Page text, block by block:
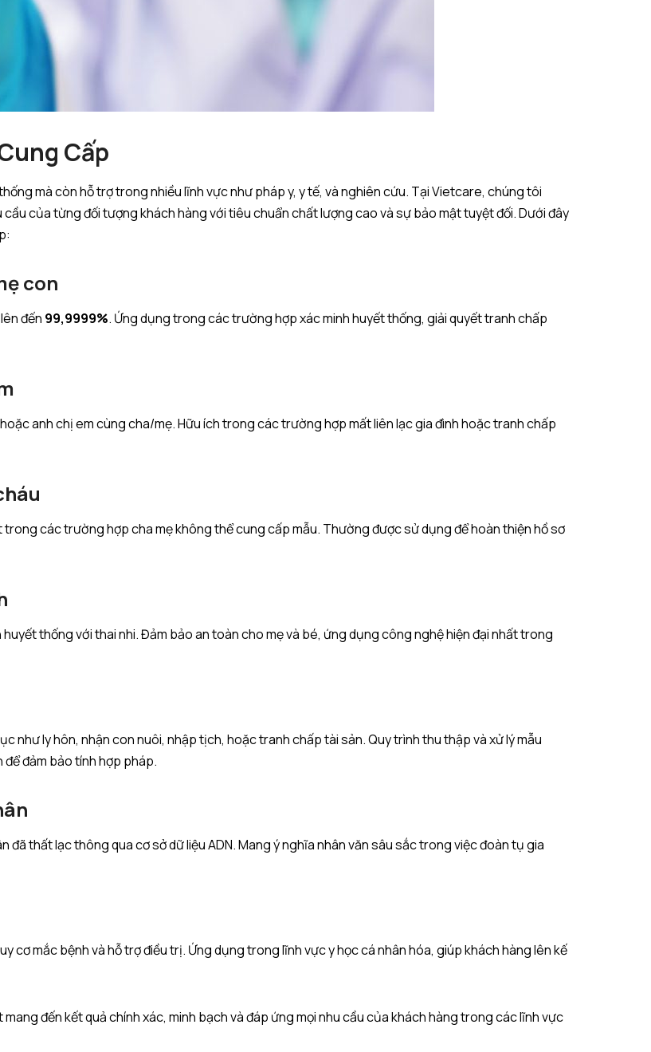
Cấp
mà còn hỗ trợ trong nhiều lĩnh vực như pháp y, y tế, và nghiên cứu. Tại Vietcare, chúng tôi
của từng đối tượng khách hàng với tiêu chuẩn chất lượng cao và sự bảo mật tuyệt đối. Dưới đây
con
đến 99,9999%. Ứng dụng trong các trường hợp xác minh huyết thống, giải quyết tranh chấp
anh chị em cùng cha/mẹ. Hữu ích trong các trường hợp mất liên lạc gia đình hoặc tranh chấp
trong các trường hợp cha mẹ không thể cung cấp mẫu. Thường được sử dụng để hoàn thiện hồ sơ
thống với thai nhi. Đảm bảo an toàn cho mẹ và bé, ứng dụng công nghệ hiện đại nhất trong
như ly hôn, nhận con nuôi, nhập tịch, hoặc tranh chấp tài sản. Quy trình thu thập và xử lý mẫu
đảm bảo tính hợp pháp.
đã thất lạc thông qua cơ sở dữ liệu ADN. Mang ý nghĩa nhân văn sâu sắc trong việc đoàn tụ gia
cơ mắc bệnh và hỗ trợ điều trị. Ứng dụng trong lĩnh vực y học cá nhân hóa, giúp khách hàng lên kế
đến kết quả chính xác, minh bạch và đáp ứng mọi nhu cầu của khách hàng trong các lĩnh vực